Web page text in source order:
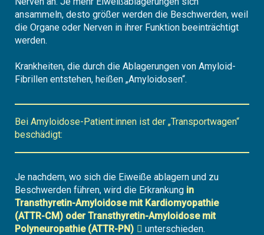
ansammeln, desto größer werden die Beschwerden, weil
die Organe oder Nerven in ihrer Funktion beeinträchtigt
werden.
Krankheiten, die durch die Ablagerungen von Amyloid-
Fibrillen entstehen, heißen „Amyloidosen“.
Bei Amyloidose-Patient:innen ist der „Transportwagen“
beschädigt:
Je nachdem, wo sich die Eiweiße ablagern und zu
Beschwerden führen, wird die Erkrankung in
Transthyretin-Amyloidose mit Kardiomyopathie
(ATTR-CM) oder Transthyretin-Amyloidose mit
Polyneuropathie (ATTR-PN)
unterschieden.